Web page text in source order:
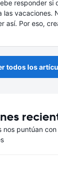
responder si
las vacaciones.
así. Por eso,
todos los
nos puntúan